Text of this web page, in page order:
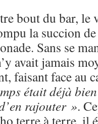
bout du bar, le
la succion
Sans se
avait jamais
faisant face au
était déjà
rajouter ».
terre à terre, il